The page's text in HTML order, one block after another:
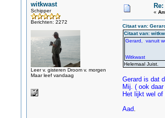
witkwast
Schipper
Berichten: 2272
Leer v. gisteren Droom v. morgen
Maar leef vandaag
«
Citaat van:
Citaat van:
Gerard, vanuit
Witkwast
Helemaal Juist.
Gerard is dat
Mij. ( ook
Het lijkt wel
Aad.